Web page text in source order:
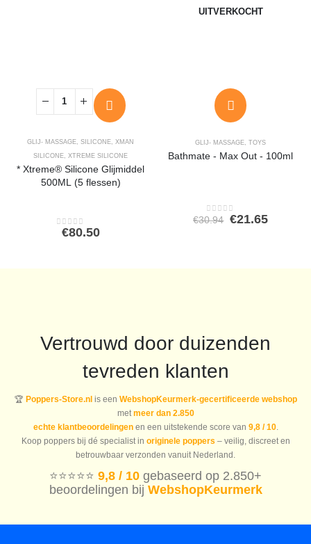
GLIJ- MASSAGE SILICONE XMAN
SILICONE XTREME SILICONE
* Xtreme® Silicone Glijmiddel
500ML (5 flessen)
out of 5
€80.50
UITVERKOCHT
GLIJ- MASSAGE TOYS
Bathmate - Max Out - 100ml
0out of 5
€30.94 €21.65
Vertrouwd door duizenden
tevreden klanten
🏆 Poppers-Store.nlis een WebshopKeurmerk-gecertificeerde webshop
met meer dan 2.850
echte klantbeoordelingenen een uitstekende score van 9,8 / 10.
Koop poppers bij dé specialist in originele poppers – veilig, discreet en
betrouwbaar verzonden vanuit Nederland.
⭐️⭐️⭐️⭐️⭐️ 9,8 / 10 gebaseerd op 2.850+
beoordelingen bij WebshopKeurmerk